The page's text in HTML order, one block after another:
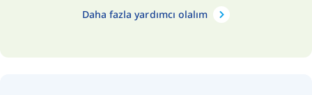
Daha fazla yardımcı olalım